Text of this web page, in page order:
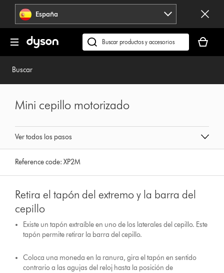
Omitir
navegación España
Buscar
en
cesta
está
Buscar
Ver todos los pasos
Mini cepillo motorizado
Reference code:XP2M
Retira el tapón del extremo y la barra del
cepillo
Existe un tapón extraíble en uno de los laterales del cepillo. Este
tapón permite retirar la barra del cepillo.
Coloca una moneda en la ranura, gira el tapón en sentido
contrario a las agujas del reloj hasta la posición de